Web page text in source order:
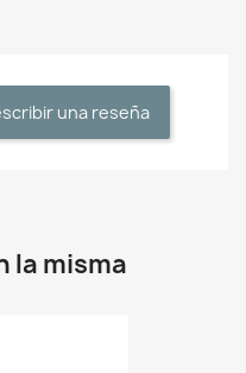
una reseña
la misma